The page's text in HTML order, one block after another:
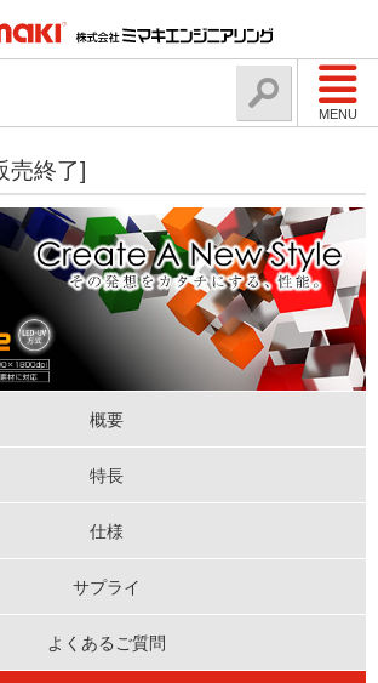
MENU
売終了]
概要
特長
仕様
サプライ
よくあるご質問